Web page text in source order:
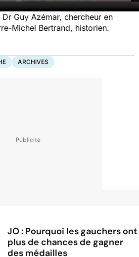
Guy Azémar, chercheur en
Michel Bertrand, historien.
ARCHIVES
JO : Pourquoi les gauchers ont
plus de chances de gagner
des médailles